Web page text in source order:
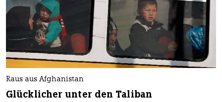
Raus aus Afghanistan
Glücklicher unter den Taliban